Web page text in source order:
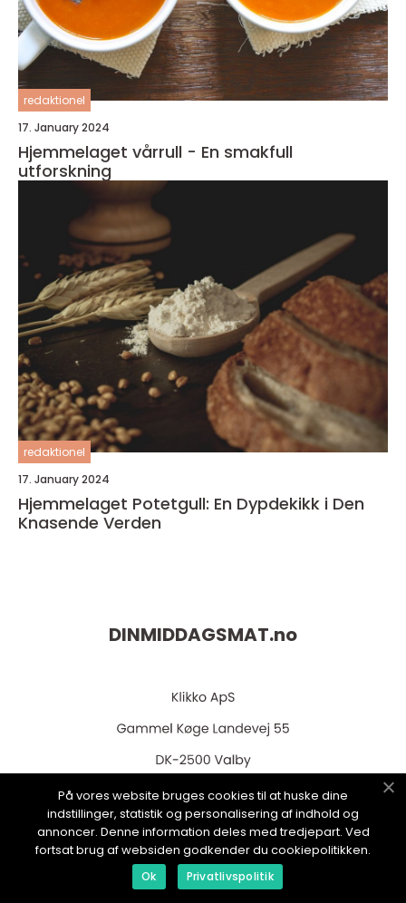
redaktionel
17. January 2024
Hjemmelaget vårrull - En smakfull
utforskning
redaktionel
17. January 2024
Hjemmelaget Potetgull: En Dypdekikk i Den
Knasende Verden
DINMIDDAGSMAT.no
web:www.klikko.dk
På vores website bruges cookies til at huske dine
indstillinger, statistik og personalisering af indhold og
annoncer. Denne information deles med tredjepart. Ved
fortsat brug af websiden godkender du cookiepolitikken.
Ok Privatlivspolitik